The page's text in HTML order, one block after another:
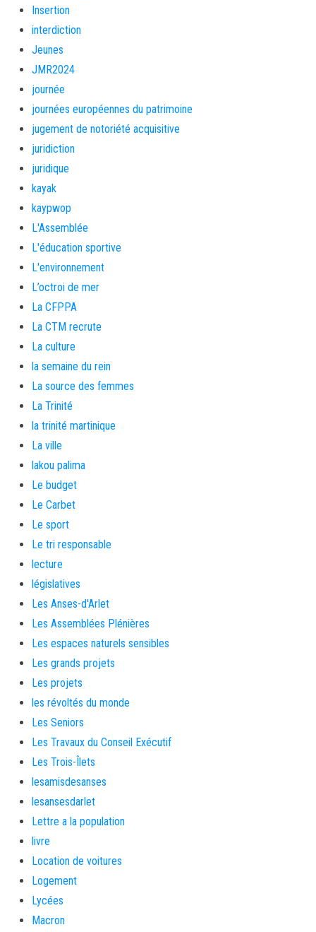
Insertion
interdiction
Jeunes
JMR2024
journée
journées européennes du patrimoine
jugement de notoriété acquisitive
juridiction
juridique
kayak
kaypwop
L'Assemblée
L'éducation sportive
L'environnement
L’octroi de mer
La CFPPA
La CTM recrute
La culture
la semaine du rein
La source des femmes
La Trinité
la trinité martinique
La ville
lakou palima
Le budget
Le Carbet
Le sport
Le tri responsable
lecture
législatives
Les Anses-d'Arlet
Les Assemblées Plénières
Les espaces naturels sensibles
Les grands projets
Les projets
les révoltés du monde
Les Seniors
Les Travaux du Conseil Exécutif
Les Trois-Îlets
lesamisdesanses
lesansesdarlet
Lettre a la population
livre
Location de voitures
Logement
Lycées
Macron